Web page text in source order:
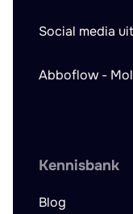
Social media
Abboflow -
Kennisbank
Blog